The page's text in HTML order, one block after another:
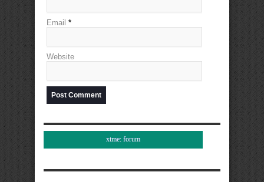
Email *
Website
xtme: forum